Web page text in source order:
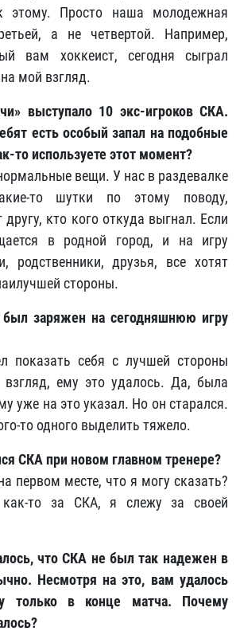
этому. Просто наша молодежная
а не четвертой. Например,
вам хоккеист, сегодня сыграл
мой взгляд.
выступало 10 экс-игроков СКА.
есть особый запал на подобные
то используете этот момент?
вещи. У нас в раздевалке
то шутки по этому поводу,
кто кого откуда выгнал. Если
в родной город, и на игру
родственники, друзья, все хотят
стороны.
заряжен на сегодняшнюю игру
показать себя с лучшей стороны
ему это удалось. Да, была
уже на это указал. Но он старался.
то одного выделить тяжело.
СКА при новом главном тренере?
первом месте, что я могу сказать?
то за СКА, я слежу за своей
что СКА не был так надежен в
Несмотря на это, вам удалось
только в конце матча. Почему